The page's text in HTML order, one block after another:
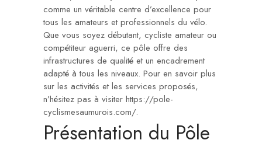
comme un véritable centre d’excellence pour
tous les amateurs et professionnels du vélo.
Que vous soyez débutant, cycliste amateur ou
compétiteur aguerri, ce pôle offre des
infrastructures de qualité et un encadrement
adapté à tous les niveaux. Pour en savoir plus
sur les activités et les services proposés,
n’hésitez pas à visiter https://pole-
cyclismesaumurois.com/.
Présentation du Pôle